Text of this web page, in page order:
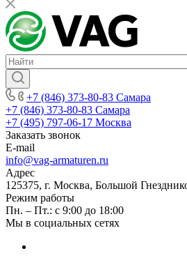
+7 (846) 373-80-83 Самара
+7 (846) 373-80-83 Самара
+7 (495) 797-06-17 Москва
Заказать звонок
E-mail
info@vag-armaturen.ru
Адрес
125375, г. Москва, Большой
Режим работы
Пн. – Пт.: с 9:00 до 18:00
Мы в социальных сетях